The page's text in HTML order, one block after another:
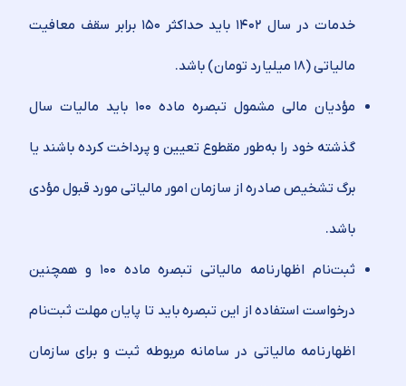
خدمات در سال ۱۴۰۲ باید حداکثر ۱۵۰ برابر سقف معافیت
مالیاتی (۱۸ میلیارد تومان) باشد.
مؤدیان مالی مشمول تبصره ماده ۱۰۰ باید مالیات سال
گذشته خود را به‌طور مقطوع تعیین و پرداخت کرده باشند یا
برگ تشخیص صادره از سازمان امور مالیاتی مورد قبول مؤدی
باشد.
ثبت‌نام اظهارنامه مالیاتی تبصره ماده ۱۰۰ و همچنین
درخواست استفاده از این تبصره باید تا پایان مهلت ثبت‌نام
اظهارنامه مالیاتی در سامانه مربوطه ثبت و برای سازمان